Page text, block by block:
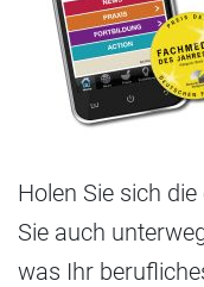
Holen Sie sich
Sie auch
was Ihr